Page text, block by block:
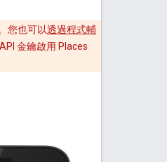
。您也可以透過程式輔
金鑰啟用 Places